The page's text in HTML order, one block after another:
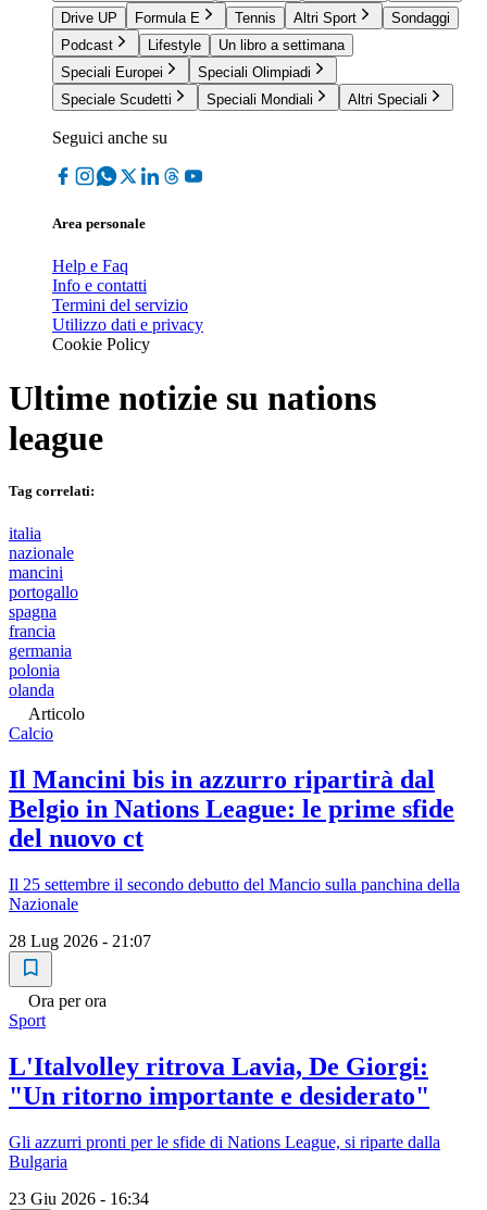
Drive UP
Formula E Tennis Altri Sport
Sondaggi
Podcast
Lifestyle
Un libro a settimana
Speciali Europei
Speciali Olimpiadi
Speciale Scudetti
Speciali Mondiali Altri Speciali
Seguici anche su
Area personale
Help e Faq
Info e contatti
Termini del servizio
Utilizzo dati e privacy
Cookie Policy
Ultime notizie su nations
league
Tag correlati:
italia
nazionale
mancini
portogallo
spagna
francia
germania
polonia
olanda
Articolo
Calcio
Il Mancini bis in azzurro ripartirà dal
Belgio in Nations League: le prime sfide
del nuovo ct
Il 25 settembre il secondo debutto del Mancio sulla panchina della
Nazionale
28 Lug 2026 - 21:07
Ora per ora
Sport
L'Italvolley ritrova Lavia, De Giorgi:
"Un ritorno importante e desiderato"
Gli azzurri pronti per le sfide di Nations League, si riparte dalla
Bulgaria
23 Giu 2026 - 16:34